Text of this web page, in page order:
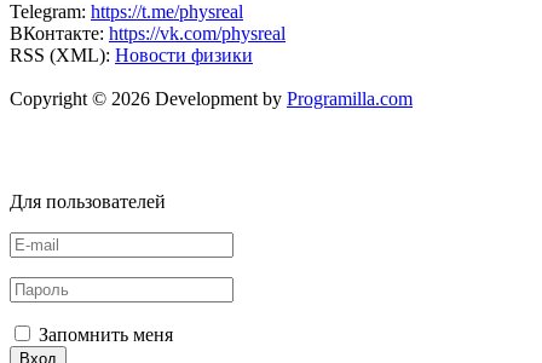
Telegram: https://t.me/physreal
ВКонтакте: https://vk.com/physreal
RSS (XML): Новости физики
Copyright © 2026 Development by Programilla.com
Для пользователей
Запомнить меня
Вход